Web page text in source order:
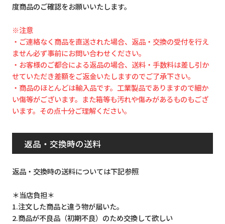
度商品のご確認をお願いいたします。
※注意
・ご連絡なく商品を直送された場合、返品・交換の受付を行え
ません必ず事前にお問い合わせください。
・お客様のご都合による返品の場合、送料・手数料は差し引か
せていただき差額をご返金いたしますのでご了承下さい。
・商品のほとんどは輸入品です。工業製品でありますので細か
い傷等がございます。また箱等も汚れや傷みがあるものもござ
います。その点十分ご理解ください。
返品・交換時の送料
返品・交換時の送料については下記参照
＊当店負担＊
1.注文した商品と違う物が届いた。
2.商品が不良品（初期不良）のため交換して欲しい